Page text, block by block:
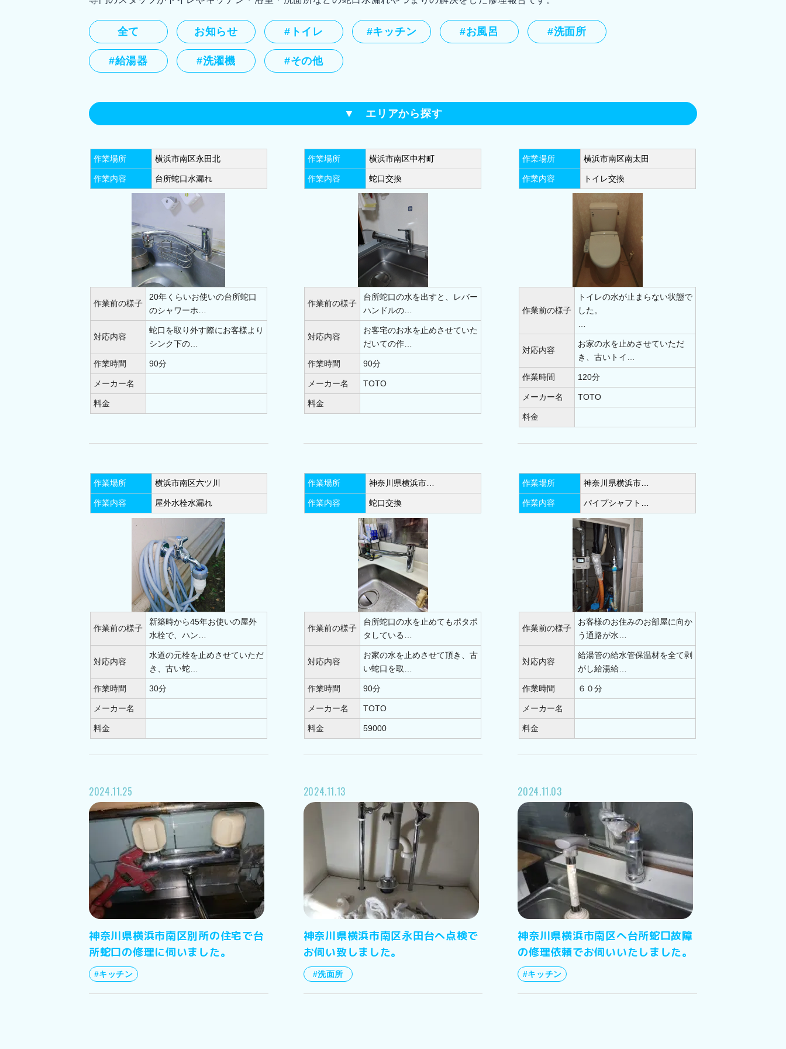
全て お知らせ #トイレ #キッチン #お風呂 #洗面所
#給湯器 #洗濯機 #その他
▼ エリアから探す
横浜市保土ケ谷区(30)
横浜市旭区(12) 横浜市磯子区(12) 横浜市金沢区(19) 横浜市港北区(30)
横浜市緑区(19)
横浜市青葉区(25)
横浜市都筑区(17) 横浜市戸塚区(25) 横浜市栄区(10) 横浜市泉区(10)
横浜市瀬谷区(11)
川崎市川崎区(11)
川崎市幸区(12) 川崎市中原区(7) 川崎市高津区(13)
川崎市多摩区(10)
川崎市麻生区(12)
相模原市中央区(19) 相模原市緑区(14) 相模原市南区(36)
横須賀市(28)
平塚市(12)
茅ヶ崎市(10) 小田原市(11) 海老名市(3)
伊勢原市(6)
綾瀬市(5) 南足柄市(2) 足柄上郡(8) 中郡(1)
高座郡(1)
愛甲郡(0)
三浦郡(4)
作業場所 横浜市南区永田北
作業内容 台所蛇口水漏れ
作業前の様子
20年くらいお使いの台所蛇口
のシャワーホ…
対応内容
蛇口を取り外す際にお客様より
シンク下の…
作業時間 90分
メーカー名
料金
作業場所 横浜市南区中村町
作業内容 蛇口交換
作業前の様子
台所蛇口の水を出すと、レバー
ハンドルの…
対応内容
お客宅のお水を止めさせていた
だいての作…
作業時間 90分
メーカー名 TOTO
料金
作業場所 横浜市南区南太田
作業内容 トイレ交換
作業前の様子
トイレの水が止まらない状態で
した。
…
対応内容
お家の水を止めさせていただ
き、古いトイ…
作業時間 120分
メーカー名 TOTO
料金
作業場所 横浜市南区六ツ川
作業内容 屋外水栓水漏れ
作業前の様子
新築時から45年お使いの屋外
水栓で、ハン…
対応内容
水道の元栓を止めさせていただ
き、古い蛇…
作業時間 30分
メーカー名
料金
作業場所 神奈川県横浜市…
作業内容 蛇口交換
作業前の様子
台所蛇口の水を止めてもポタポ
タしている…
対応内容
お家の水を止めさせて頂き、古
い蛇口を取…
作業時間 90分
メーカー名 TOTO
料金 59000
作業場所 神奈川県横浜市…
作業内容 パイプシャフト…
作業前の様子
お客様のお住みのお部屋に向か
う通路が水…
対応内容
給湯管の給水管保温材を全て剥
がし給湯給…
作業時間 ６０分
メーカー名
料金
2024.11.25
神奈川県横浜市南区別所の住宅で台
所蛇口の修理に伺いました。
#キッチン
2024.11.13
神奈川県横浜市南区永田台へ点検で
お伺い致しました。
#洗面所
2024.11.03
神奈川県横浜市南区へ台所蛇口故障
の修理依頼でお伺いいたしました。
#キッチン